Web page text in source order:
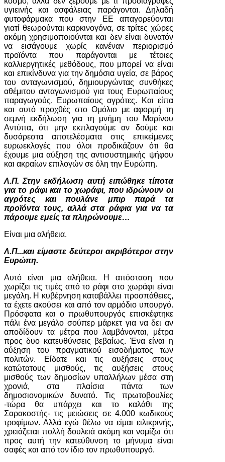
υγιεινής και ασφάλειας παράγονται. Δηλαδή
φυτοφάρμακα που στην ΕΕ απαγορεύονται
γιατί θεωρούνται καρκινογόνα, σε τρίτες χώρες
ακόμη χρησιμοποιούνται και δεν είναι δυνατόν
να εισάγουμε χωρίς κανέναν περιορισμό
προϊόντα που παράγονται με τέτοιες
καλλιεργητικές μεθόδους, που μπορεί να είναι
και επικίνδυνα για την δημόσια υγεία, σε βάρος
του ανταγωνισμού, δημιουργώντας συνθήκες
αθέμιτου ανταγωνισμού για τους Ευρωπαίους
παραγωγούς, Ευρωπαίους αγρότες. Και είπα
και αυτό προχθές στο Ομόλιο με αφορμή τη
σεμνή εκδήλωση για τη μνήμη του Μαρίνου
Αντύπα, ότι μην εκπλαγούμε αν δούμε και
δυσάρεστα αποτελέσματα στις επικείμενες
ευρωεκλογές που όλοι προδικάζουν ότι θα
έχουμε μια αύξηση της αντισυστημικής ψήφου
και ακραίων επιλογών σε όλη την Ευρώπη.
Λ.Π. Στην εκδήλωση αυτή ειπώθηκε τίποτα
για το ράφι και το χωράφι, που ιδρώνουν οι
αγρότες και πουλάνε μπιρ παρά τα
προϊόντα τους, αλλά στα ράφια για να τα
πάρουμε εμείς τα πληρώνουμε…
Είναι μια αλήθεια.
Λ.Π...και είμαστε δεύτεροι ακριβότεροι στην
Ευρώπη.
Αυτό είναι μια αλήθεια. Η απόσταση που
χωρίζει τις τιμές από το ράφι στο χωράφι είναι
μεγάλη. Η κυβέρνηση καταβάλλει προσπάθειες,
τα έχετε ακούσει και από τον αρμόδιο υπουργό.
Πρόσφατα και ο πρωθυπουργός επισκέφτηκε
πάλι ένα μεγάλο σούπερ μάρκετ για να δει αν
αποδίδουν τα μέτρα που λαμβάνονται, μέτρα
προς δυο κατευθύνσεις βεβαίως. Ένα είναι η
αύξηση του πραγματικού εισοδήματος των
πολιτών. Είδατε και τις αυξήσεις στους
κατώτατους μισθούς, τις αυξήσεις στους
μισθούς των δημοσίων υπαλλήλων μέσα στη
χρονιά, στα πλαίσια πάντα των
δημοσιονομικών δυνατό. Τις πρωτοβουλίες
-τώρα θα υπάρχει και το καλάθι της
Σαρακοστής- τις μειώσεις σε 4.000 κωδικούς
τροφίμων. Αλλά εγώ θέλω να είμαι ειλικρινής,
χρειάζεται πολλή δουλειά ακόμη και νομίζω ότι
προς αυτή την κατεύθυνση το μήνυμα είναι
σαφές και από τον ίδιο τον πρωθυπουργό.